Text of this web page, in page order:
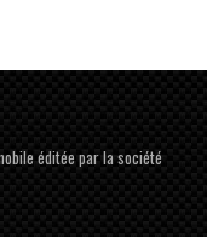
éditée par la société